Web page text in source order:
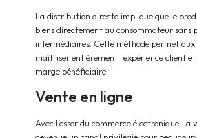
La distribution directe implique que le
biens directement au consommateur sans
intermédiaires. Cette méthode permet
maîtriser entièrement l’expérience client
marge bénéficiaire.
Vente en ligne
Avec l’essor du commerce électronique, la